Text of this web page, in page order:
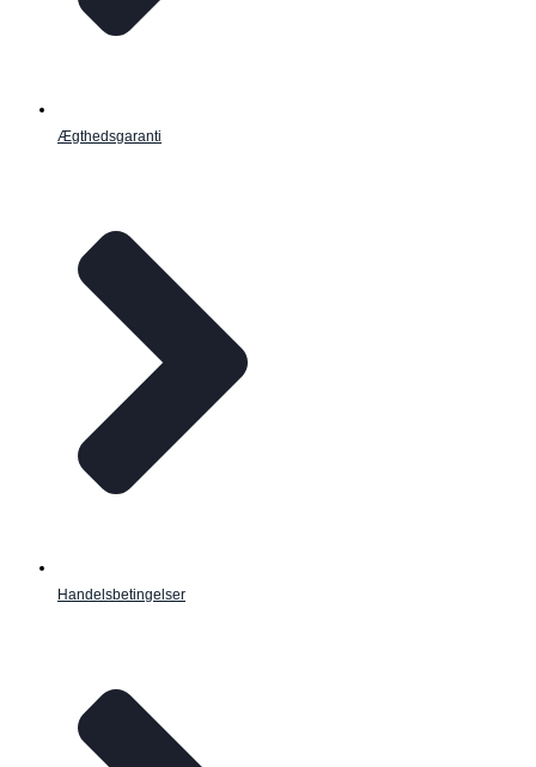
Ægthedsgaranti
Handelsbetingelser